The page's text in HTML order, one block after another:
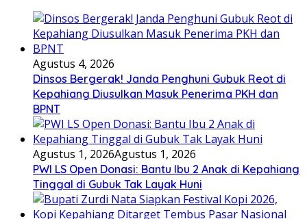
Agustus 4, 2026
Dinsos Bergerak! Janda Penghuni Gubuk Reot di
Kepahiang Diusulkan Masuk Penerima PKH dan
BPNT
Agustus 1, 2026Agustus 1, 2026
PWI LS Open Donasi: Bantu Ibu 2 Anak di Kepahiang
Tinggal di Gubuk Tak Layak Huni